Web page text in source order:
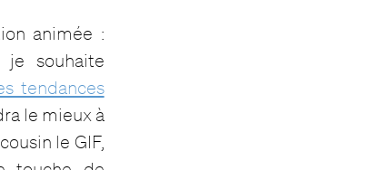
animée :
je souhaite
tendances
le mieux à
le GIF,